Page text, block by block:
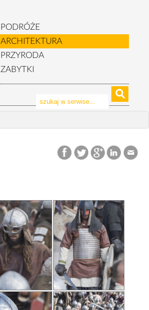
PODRÓŻE
ARCHITEKTURA
PRZYRODA
ZABYTKI